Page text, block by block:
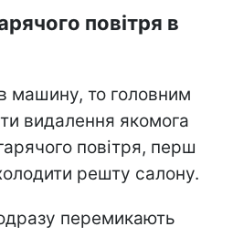
повітря в
машину, то головним
видалення якомога
повітря, перш
решту салону.
перемикають